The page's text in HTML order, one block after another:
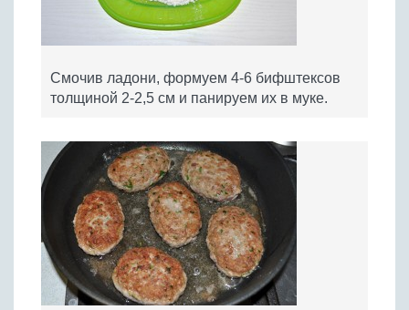
Смочив ладони, формуем 4-6 бифштексов
толщиной 2-2,5 см и панируем их в муке.